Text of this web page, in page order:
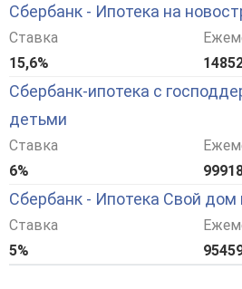
Сбербанк - Ипотека на
Ставка
15,6%
Сбербанк-ипотека с
детьми
Ставка
6%
Сбербанк - Ипотека Свой дом
Ставка
5%